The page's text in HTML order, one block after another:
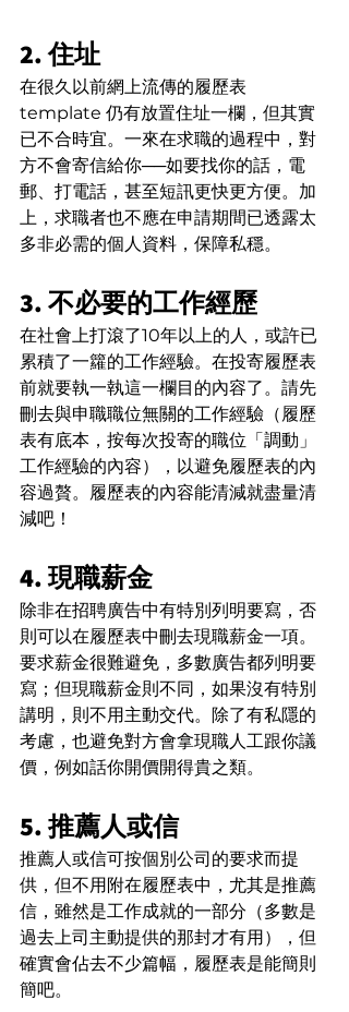
2. 住址
在很久以前網上流傳的履歷表
template 仍有放置住址一欄，但其實
已不合時宜。一來在求職的過程中，對
方不會寄信給你──如要找你的話，電
郵、打電話，甚至短訊更快更方便。加
上，求職者也不應在申請期間已透露太
多非必需的個人資料，保障私穩。
3. 不必要的工作經歷
在社會上打滾了10年以上的人，或許已
累積了一籮的工作經驗。在投寄履歷表
前就要執一執這一欄目的內容了。請先
刪去與申職職位無關的工作經驗（履歷
表有底本，按每次投寄的職位「調動」
工作經驗的內容），以避免履歷表的內
容過贅。履歷表的內容能清減就盡量清
減吧！
4. 現職薪金
除非在招聘廣告中有特別列明要寫，否
則可以在履歷表中刪去現職薪金一項。
要求薪金很難避免，多數廣告都列明要
寫；但現職薪金則不同，如果沒有特別
講明，則不用主動交代。除了有私隱的
考慮，也避免對方會拿現職人工跟你議
價，例如話你開價開得貴之類。
5. 推薦人或信
推薦人或信可按個別公司的要求而提
供，但不用附在履歷表中，尤其是推薦
信，雖然是工作成就的一部分（多數是
過去上司主動提供的那封才有用），但
確實會佔去不少篇幅，履歷表是能簡則
簡吧。